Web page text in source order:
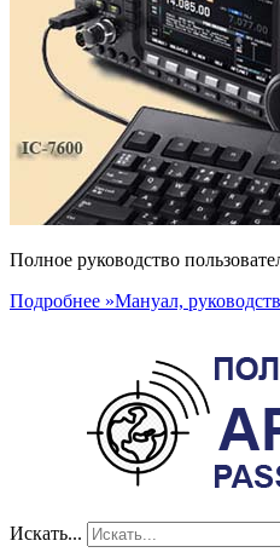
Полное руководство
Подробнее »Мануал,
Искать...